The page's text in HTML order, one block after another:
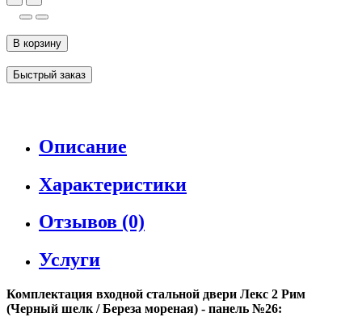
В корзину
Быстрый заказ
Описание
Характеристики
Отзывов (0)
Услуги
Комплектация входной стальной двери Лекс 2 Рим
(Черный шелк / Береза мореная) - панель №26: